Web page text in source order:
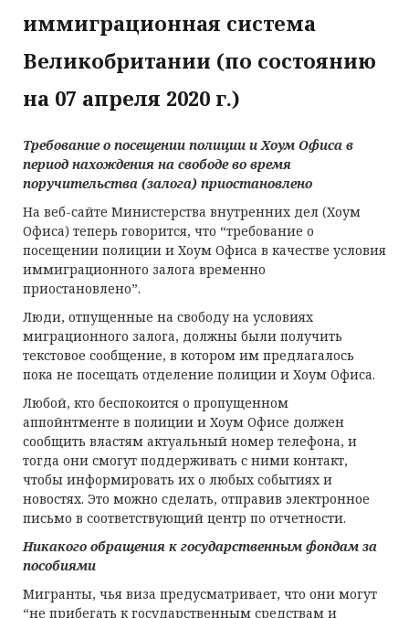
иммиграционная система
Великобритании (по состоянию
на 07 апреля 2020 г.)
Требование о посещении полиции и Хоум Офиса в
период нахождения на свободе во время
поручительства (залога) приостановлено
На веб-сайте Министерства внутренних дел (Хоум
Офиса) теперь говорится, что “требование о
посещении полиции и Хоум Офиса в качестве условия
иммиграционного залога временно
приостановлено”.
Люди, отпущенные на свободу на условиях
миграционного залога, должны были получить
текстовое сообщение, в котором им предлагалось
пока не посещать отделение полиции и Хоум Офиса.
Любой, кто беспокоится о пропущенном
аппойнтменте в полиции и Хоум Офисе должен
сообщить властям актуальный номер телефона, и
тогда они смогут поддерживать с ними контакт,
чтобы информировать их о любых событиях и
новостях. Это можно сделать, отправив электронное
письмо в соответствующий центр по отчетности.
Никакого обращения к государственным фондам за
пособиями
Мигранты, чья виза предусматривает, что они могут
“не прибегать к государственным средствам и